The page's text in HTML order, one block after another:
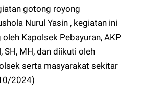
gotong royong
Nurul Yasin , kegiatan ini
Kapolsek Pebayuran, AKP
SH, MH, dan diikuti oleh
serta masyarakat sekitar
2024)